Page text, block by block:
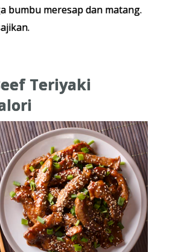
bumbu meresap dan matang.
Teriyaki